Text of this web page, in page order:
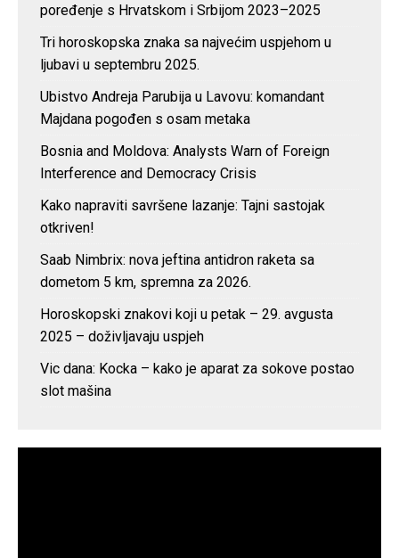
poređenje s Hrvatskom i Srbijom 2023–2025
Tri horoskopska znaka sa najvećim uspjehom u
ljubavi u septembru 2025.
Ubistvo Andreja Parubija u Lavovu: komandant
Majdana pogođen s osam metaka
Bosnia and Moldova: Analysts Warn of Foreign
Interference and Democracy Crisis
Kako napraviti savršene lazanje: Tajni sastojak
otkriven!
Saab Nimbrix: nova jeftina antidron raketa sa
dometom 5 km, spremna za 2026.
Horoskopski znakovi koji u petak – 29. avgusta
2025 – doživljavaju uspjeh
Vic dana: Kocka – kako je aparat za sokove postao
slot mašina